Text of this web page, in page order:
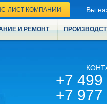
ЛИСТ КОМПАНИИ Вы
И РЕМОНТ
+7 499
+7 977